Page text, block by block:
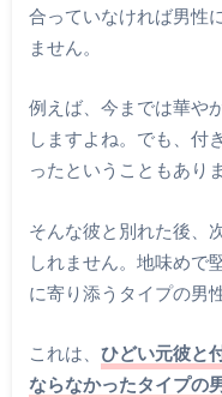
合っていなければ男性
ません。
例えば、今までは華や
しますよね。でも、付
ったということもありま
そんな彼と別れた後、
しれません。地味めで
に寄り添うタイプの男
これは、 ひどい元彼と
ならなかったタイプの